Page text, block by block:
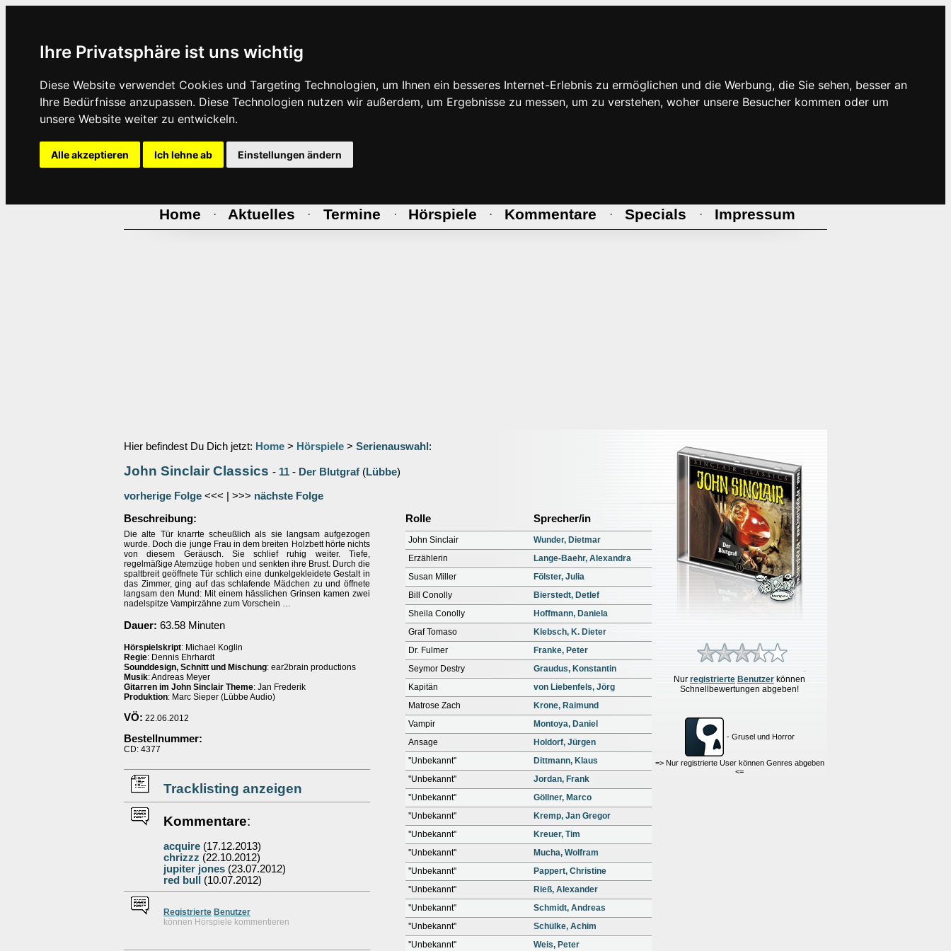
Ihre Privatsphäre ist uns wichtig
Diese Website verwendet Cookies und Targeting Technologien, um Ihnen ein besseres Internet-Erlebnis zu ermöglichen und die Werbung, die Sie sehen, besser an
Ihre Bedürfnisse anzupassen. Diese Technologien nutzen wir außerdem, um Ergebnisse zu messen, um zu verstehen, woher unsere Besucher kommen oder um
unsere Website weiter zu entwickeln.
Alle akzeptieren Ich lehne ab Einstellungen ändern
Home · Aktuelles · Termine · Hörspiele · Kommentare · Specials · Impressum
Hier befindest Du Dich jetzt: Home > Hörspiele > Serienauswahl :
John Sinclair Classics - 11 - Der Blutgraf (Lübbe)
vorherige Folge <<< | >>> nächste Folge
Nur registrierte Benutzer können
Schnellbewertungen abgeben!
- Grusel und Horror
=> Nur registrierte User können Genres abgeben
<=
Beschreibung:
Die alte Tür knarrte scheußlich als sie langsam aufgezogen
wurde. Doch die junge Frau in dem breiten Holzbett hörte nichts
von diesem Geräusch. Sie schlief ruhig weiter. Tiefe,
regelmäßige Atemzüge hoben und senkten ihre Brust. Durch die
spaltbreit geöffnete Tür schlich eine dunkelgekleidete Gestalt in
das Zimmer, ging auf das schlafende Mädchen zu und öffnete
langsam den Mund: Mit einem hässlichen Grinsen kamen zwei
nadelspitze Vampirzähne zum Vorschein …
Dauer: 63.58 Minuten
Hörspielskript: Michael Koglin
Regie: Dennis Ehrhardt
Sounddesign, Schnitt und Mischung: ear2brain productions
Musik: Andreas Meyer
Gitarren im John Sinclair Theme: Jan Frederik
Produktion: Marc Sieper (Lübbe Audio)
VÖ: 22.06.2012
Bestellnummer:
CD: 4377
Tracklisting anzeigen
Kommentare:
acquire (17.12.2013)
chrizzz (22.10.2012)
jupiter jones (23.07.2012)
red bull
(10.07.2012)
Registrierte Benutzer
können Hörspiele kommentieren
Rolle Sprecher/in
John Sinclair
Wunder, Dietmar
Erzählerin
Lange-Baehr, Alexandra
Susan Miller
Fölster, Julia
Bill Conolly
Bierstedt, Detlef
Sheila Conolly
Hoffmann, Daniela
Graf Tomaso
Klebsch, K. Dieter
Dr. Fulmer
Franke, Peter
Seymor Destry
Graudus, Konstantin
Kapitän
von Liebenfels, Jörg
Matrose Zach
Krone, Raimund
Vampir
Montoya, Daniel
Ansage
Holdorf, Jürgen
''Unbekannt''
Dittmann, Klaus
''Unbekannt''
Jordan, Frank
''Unbekannt''
Göllner, Marco
''Unbekannt''
Kremp, Jan Gregor
''Unbekannt''
Kreuer, Tim
''Unbekannt''
Mucha, Wolfram
''Unbekannt''
Pappert, Christine
''Unbekannt''
Rieß, Alexander
''Unbekannt''
Schmidt, Andreas
''Unbekannt''
Schülke, Achim
''Unbekannt''
Weis, Peter